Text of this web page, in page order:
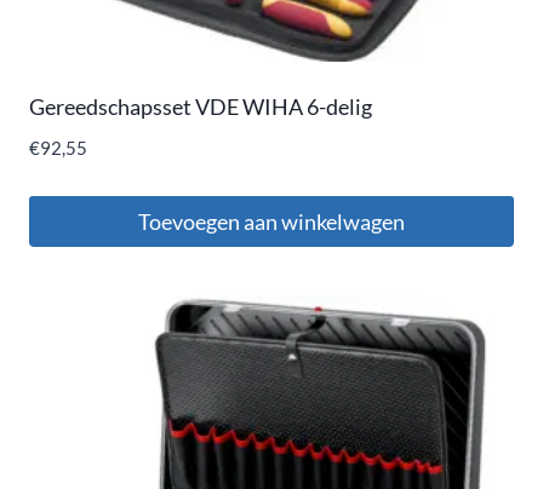
Gereedschapsset VDE WIHA 6-delig
€92,55
Toevoegen aan winkelwagen